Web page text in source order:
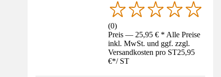
(0)
Preis — 25,95 € * Alle Preise
inkl. MwSt. und ggf. zzgl.
Versandkosten pro ST25,95
€*/ ST